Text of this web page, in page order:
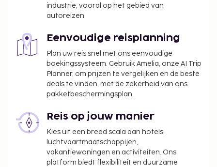
Borgsom: USD 50 per nacht
per nacht
We hebben alle kosten vermeld die de
accommodatie aan ons heeft doorgegeven.
Toeslag voor het ontbijt voor onderweg: ca.
USD 15 voor volwassenen en ca. USD 15 voor
Parkeerkosten: USD 72 per dag
Toeslag voor huisdieren: USD 200 per huisdier,
per verblijf
Assistentiedieren zijn vrijgesteld van toeslagen
Vroeg inchecken is tegen een toeslag mogelijk
industrie, vooral op het gebied van
autoreizen.
Eenvoudige reisplanning
Plan uw reis snel met ons eenvoudige
boekingssysteem. Gebruik Amelia, onze AI Trip
Planner, om prijzen te vergelijken en de beste
deals te vinden, met de zekerheid van ons
pakketbeschermingsplan.
Reis op jouw manier
Kies uit een breed scala aan hotels,
luchtvaartmaatschappijen,
vakantiewoningen en activiteiten. Ons
platform biedt flexibiliteit en duurzame